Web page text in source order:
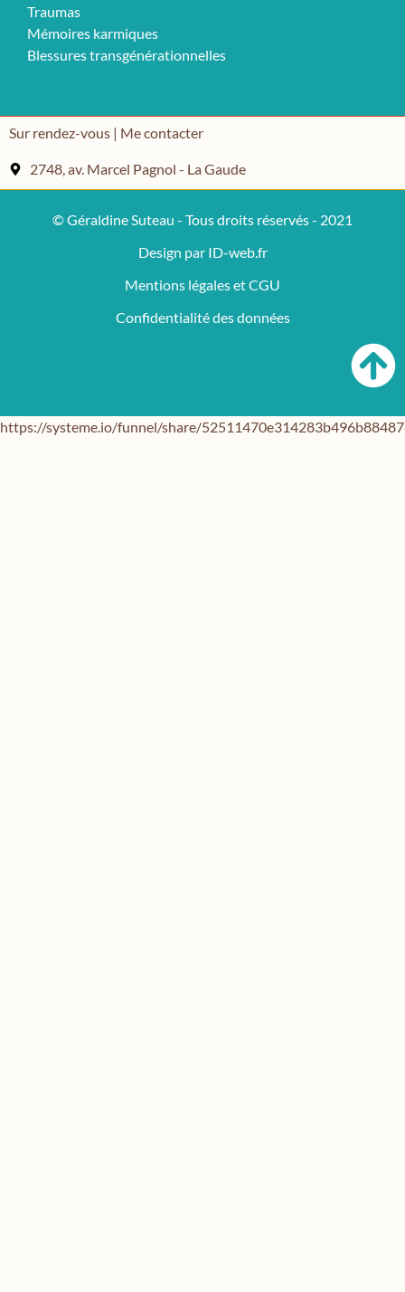
Traumas
Mémoires karmiques
Blessures transgénérationnelles
Sur rendez-vous | Me contacter
2748, av. Marcel Pagnol - La Gaude
© Géraldine Suteau - Tous droits réservés - 2021
Design par ID-web.fr
Mentions légales et CGU
Confidentialité des données
https://systeme.io/funnel/share/